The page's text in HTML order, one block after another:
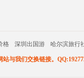
格 深圳出国游 哈尔滨旅行
站与我们交换链接。